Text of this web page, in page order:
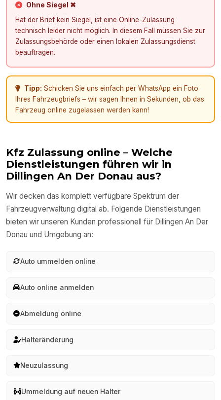
Ohne Siegel ✖
Hat der Brief kein Siegel, ist eine Online-Zulassung
technisch leider nicht möglich. In diesem Fall müssen Sie zur
Zulassungsbehörde oder einen lokalen Zulassungsdienst
beauftragen.
Tipp: Schicken Sie uns einfach per WhatsApp ein Foto
Ihres Fahrzeugbriefs – wir sagen Ihnen in Sekunden, ob das
Fahrzeug online zugelassen werden kann!
Kfz Zulassung online – Welche
Dienstleistungen führen wir in
Dillingen An Der Donau aus?
Wir decken das komplett verfügbare Spektrum der
Fahrzeugverwaltung digital ab. Folgende Dienstleistungen
bieten wir unseren Kunden professionell für Dillingen An Der
Donau und Umgebung an:
Auto ummelden online
Auto online anmelden
Abmeldung online
Halteränderung
Neuzulassung
Ummeldung auf neuen Halter